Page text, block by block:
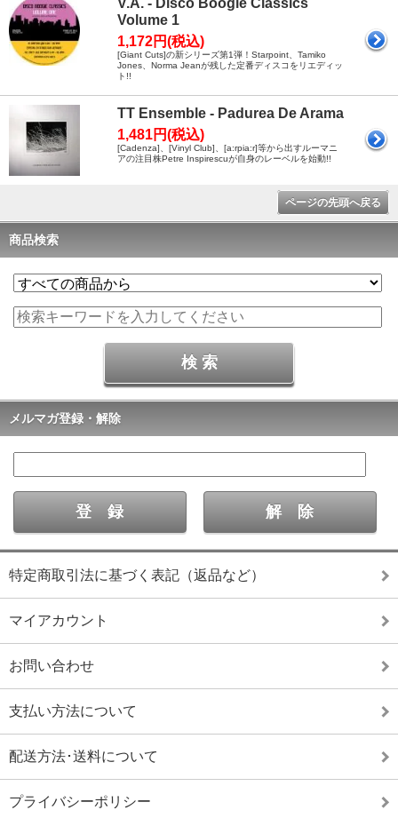
V.A. - Disco Boogie Classics
Volume 1
1,172円(税込)
[Giant Cuts]の新シリーズ第1弾！Starpoint、Tamiko
Jones、Norma Jeanが残した定番ディスコをリエディッ
ト!!
TT Ensemble - Padurea De Arama
1,481円(税込)
[Cadenza]、[Vinyl Club]、[a:rpia:r]等から出すルーマニ
アの注目株Petre Inspirescuが自身のレーベルを始動!!
ページの先頭へ戻る
商品検索
メルマガ登録・解除
特定商取引法に基づく表記（返品など）
マイアカウント
お問い合わせ
支払い方法について
配送方法･送料について
プライバシーポリシー